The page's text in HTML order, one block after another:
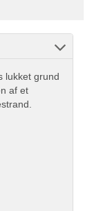
lukket grund
af et